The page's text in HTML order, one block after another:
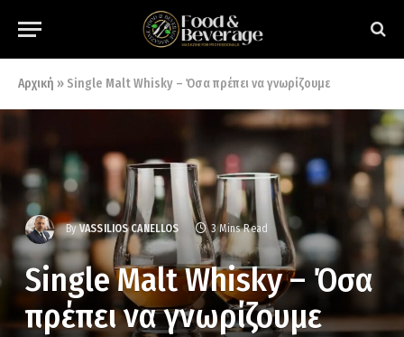
Αρχική » Single Malt Whisky – Όσα πρέπει να γνωρίζουμε
By VASSILIOS CANELLOS 3 Mins Read
Single Malt Whisky – Όσα
πρέπει να γνωρίζουμε